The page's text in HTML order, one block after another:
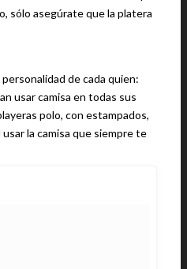
sólo asegúrate que la platera
de cada quien:
usar camisa en todas sus
polo, con estampados,
la camisa que siempre te